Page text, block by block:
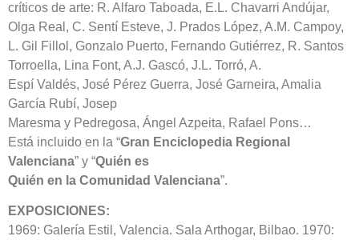
críticos de arte: R. Alfaro Taboada, E.L. Chavarri Andújar,
Olga Real, C. Sentí Esteve, J. Prados López, A.M. Campoy,
L. Gil Fillol, Gonzalo Puerto, Fernando Gutiérrez, R. Santos
Torroella, Lina Font, A.J. Gascó, J.L. Torró, A.
Espí Valdés, José Pérez Guerra, José Garneira, Amalia
García Rubí, Josep
Maresma y Pedregosa, Ángel Azpeita, Rafael Pons…
Está incluido en la “Gran Enciclopedia Regional
Valenciana” y “Quién es
Quién en la Comunidad Valenciana”.
EXPOSICIONES:
1969: Galería Estil, Valencia. Sala Arthogar, Bilbao. 1970: